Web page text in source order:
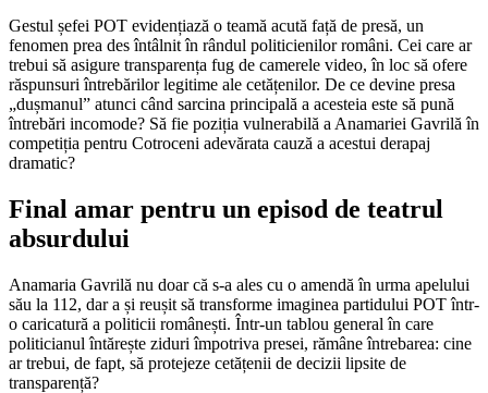
Gestul șefei POT evidențiază o teamă acută față de presă, un
fenomen prea des întâlnit în rândul politicienilor români. Cei care ar
trebui să asigure transparența fug de camerele video, în loc să ofere
răspunsuri întrebărilor legitime ale cetățenilor. De ce devine presa
„dușmanul” atunci când sarcina principală a acesteia este să pună
întrebări incomode? Să fie poziția vulnerabilă a Anamariei Gavrilă în
competiția pentru Cotroceni adevărata cauză a acestui derapaj
dramatic?
Final amar pentru un episod de teatrul
absurdului
Anamaria Gavrilă nu doar că s-a ales cu o amendă în urma apelului
său la 112, dar a și reușit să transforme imaginea partidului POT într-
o caricatură a politicii românești. Într-un tablou general în care
politicianul întărește ziduri împotriva presei, rămâne întrebarea: cine
ar trebui, de fapt, să protejeze cetățenii de decizii lipsite de
transparență?